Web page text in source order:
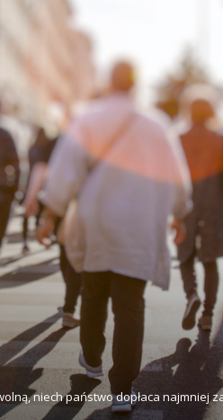
niech państwo dopłaca najmniej